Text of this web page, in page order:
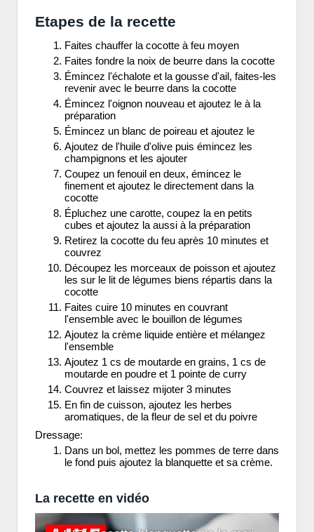
Etapes de la recette
Faites chauffer la cocotte à feu moyen
Faites fondre la noix de beurre dans la cocotte
Émincez l'échalote et la gousse d'ail, faites-les
revenir avec le beurre dans la cocotte
Émincez l'oignon nouveau et ajoutez le à la
préparation
Émincez un blanc de poireau et ajoutez le
Ajoutez de l'huile d'olive puis émincez les
champignons et les ajouter
Coupez un fenouil en deux, émincez le
finement et ajoutez le directement dans la
cocotte
Épluchez une carotte, coupez la en petits
cubes et ajoutez la aussi à la préparation
Retirez la cocotte du feu après 10 minutes et
couvrez
Découpez les morceaux de poisson et ajoutez
les sur le lit de légumes biens répartis dans la
cocotte
Faites cuire 10 minutes en couvrant
l'ensemble avec le bouillon de légumes
Ajoutez la crème liquide entière et mélangez
l'ensemble
Ajoutez 1 cs de moutarde en grains, 1 cs de
moutarde en poudre et 1 pointe de curry
Couvrez et laissez mijoter 3 minutes
En fin de cuisson, ajoutez les herbes
aromatiques, de la fleur de sel et du poivre
Dressage:
Dans un bol, mettez les pommes de terre dans
le fond puis ajoutez la blanquette et sa crème.
La recette en vidéo